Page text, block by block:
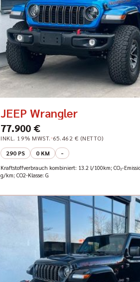
JEEP Wrangler
77.900 €
INKL. 19% MWST. 65.462 € (NETTO)
290 PS
0 KM -
Kraftstoffverbrauch kombiniert: 13.2 l/100km; CO₂-
g/km; CO2-Klasse: G